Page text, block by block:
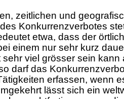
zeitlichen und
Konkurrenzverbotes
etwa, dass der
einem nur sehr kurz
viel grösser sein kann
darf das
erfassen, wenn
lässt sich ein